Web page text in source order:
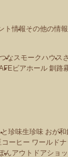
ト情報その他の情報
な スモークハウス
ビアホール 釧路
と珍味生珍味 おが和
コーヒー ワールドナ
んアウトドアショ